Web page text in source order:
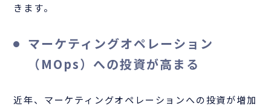
きます。
マーケティングオペレーション
（MOps）への投資が高まる
近年、マーケティングオペレーションへの投資が増加